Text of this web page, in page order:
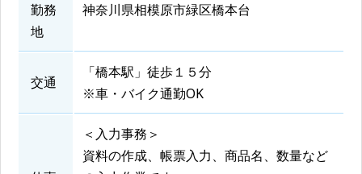
勤務
地
神奈川県相模原市緑区橋本台
交通
「橋本駅」徒歩１５分
※車・バイク通勤OK
＜入力事務＞
資料の作成、帳票入力、商品名、数量など